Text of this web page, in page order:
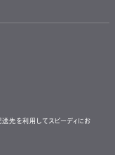
先を利用してスピーディにお